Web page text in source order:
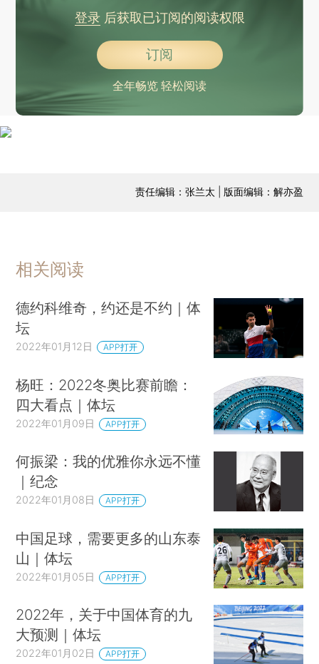
登录后获取已订阅的阅读权限
订阅
全年畅览 轻松阅读
责任编辑：张兰太 | 版面编辑：解亦盈
相关阅读
德约科维奇，约还是不约｜体
坛
2022年01月12日 APP打开
杨旺：2022冬奥比赛前瞻：
四大看点｜体坛
2022年01月09日 APP打开
何振梁：我的优雅你永远不懂
｜纪念
2022年01月08日 APP打开
中国足球，需要更多的山东泰
山｜体坛
2022年01月05日 APP打开
2022年，关于中国体育的九
大预测｜体坛
2022年01月02日 APP打开